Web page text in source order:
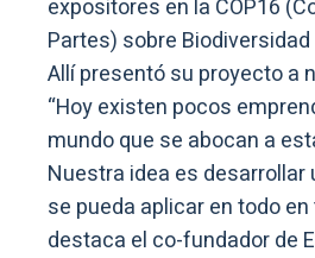
expositores en la COP16
Partes) sobre Biodiversidad
Allí presentó su proyecto a
“Hoy existen pocos
mundo que se abocan a
Nuestra idea es desarrollar
se pueda aplicar en todo en
destaca el co-fundador de